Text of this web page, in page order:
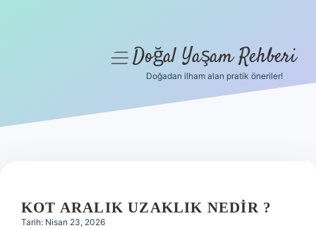
Hakkımızda
menüyüDoğal Yaşam Rehberi
Doğadan ilham alan pratik öneriler!
KOT ARALIK UZAKLIK NEDIR ?
Tarih: Nisan 23, 2026